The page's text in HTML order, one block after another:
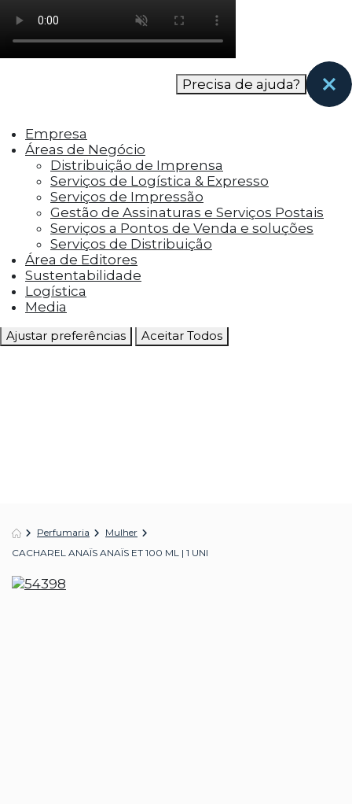
como os visitantes interagem com o site. Esses
cookies ajudam a fornecer informações sobre
as métricas do número de visitantes, taxa de
rejeição, origem do tráfego, etc.
funcionalidades, como compartilhar o
conteúdo do site em plataformas de social
media, coletar feedbacks e outros recursos de
terceiros.
Cookies Marketing
Os cookies de marketing são usados para
entregar aos visitantes anúncios
personalizados com base nas páginas que eles
visitaram antes e analisar a eficácia da
campanha publicitária.
Ajustar preferências Aceitar Todos
Precisa de ajuda?
Empresa
Áreas de Negócio
Distribuição de Imprensa
Serviços de Logística & Expresso
Serviços de Impressão
Gestão de Assinaturas e Serviços Postais
Serviços a Pontos de Venda e soluções
Serviços de Distribuição
Área de Editores
Sustentabilidade
Logística
Media
Perfumaria
Mulher
CACHAREL ANAÏS ANAÏS ET 100 ML | 1 UNI